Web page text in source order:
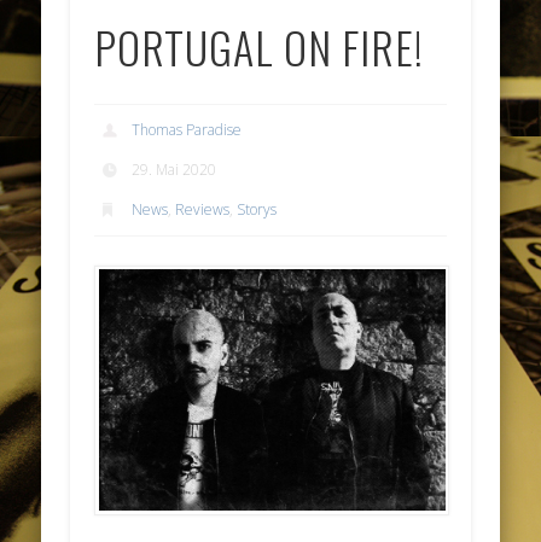
PORTUGAL ON FIRE!
Thomas Paradise
29. Mai 2020
News, Reviews, Storys